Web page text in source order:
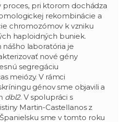
proces, pri ktorom dochádza
rekombinácie a
chromozómov k vzniku
haploidných buniek.
laboratória je
nové gény
segregáciu
meiózy. V rámci
génov sme objavili a
dbl2. V spolupráci s
Martin-Castellanos z
Španielsku sme v tomto roku